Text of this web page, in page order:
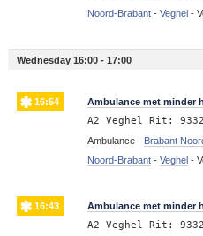
Noord-Brabant- Veghel-
Wednesday 16:00 - 17:00
16:54 Ambulance met minder
A2 Veghel Rit:
Ambulance - Brabant
Noord-Brabant- Veghel-
16:43 Ambulance met minder
A2 Veghel Rit: